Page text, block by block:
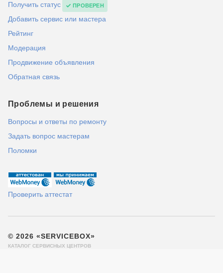
Получить статус ПРОВЕРЕН
Добавить сервис или мастера
Рейтинг
Модерация
Продвижение объявления
Обратная связь
Проблемы и решения
Вопросы и ответы по ремонту
Задать вопрос мастерам
Поломки
Проверить аттестат
© 2026 «SERVICEBOX»
КАТАЛОГ СЕРВИСНЫХ ЦЕНТРОВ